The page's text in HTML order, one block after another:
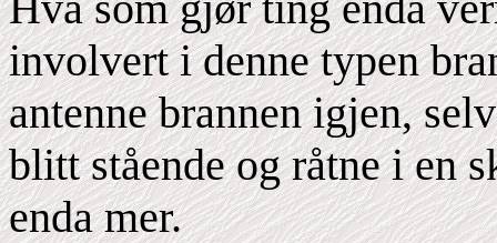
involvert i denne typen
antenne brannen igjen,
blitt stående og råtne i en
enda mer.